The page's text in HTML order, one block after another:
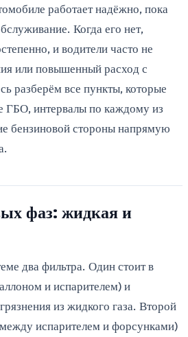
работает надёжно, пока
Когда его нет,
и водители часто не
или повышенный расход с
разберём все пункты, которые
ГБО, интервалы по каждому из
бензиновой стороны напрямую
фаз: жидкая и
два фильтра. Один стоит в
и испарителем) и
из жидкого газа. Второй
испарителем и форсунками)